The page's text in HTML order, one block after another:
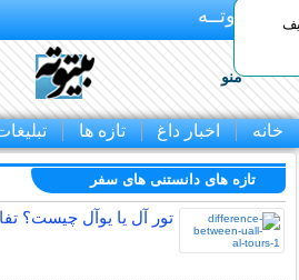
بـیتوتــه
منو
خانه اخبار داغ تازه ها
تازه های دانستنی های سفر
تور آل یا یوآل چیست؟